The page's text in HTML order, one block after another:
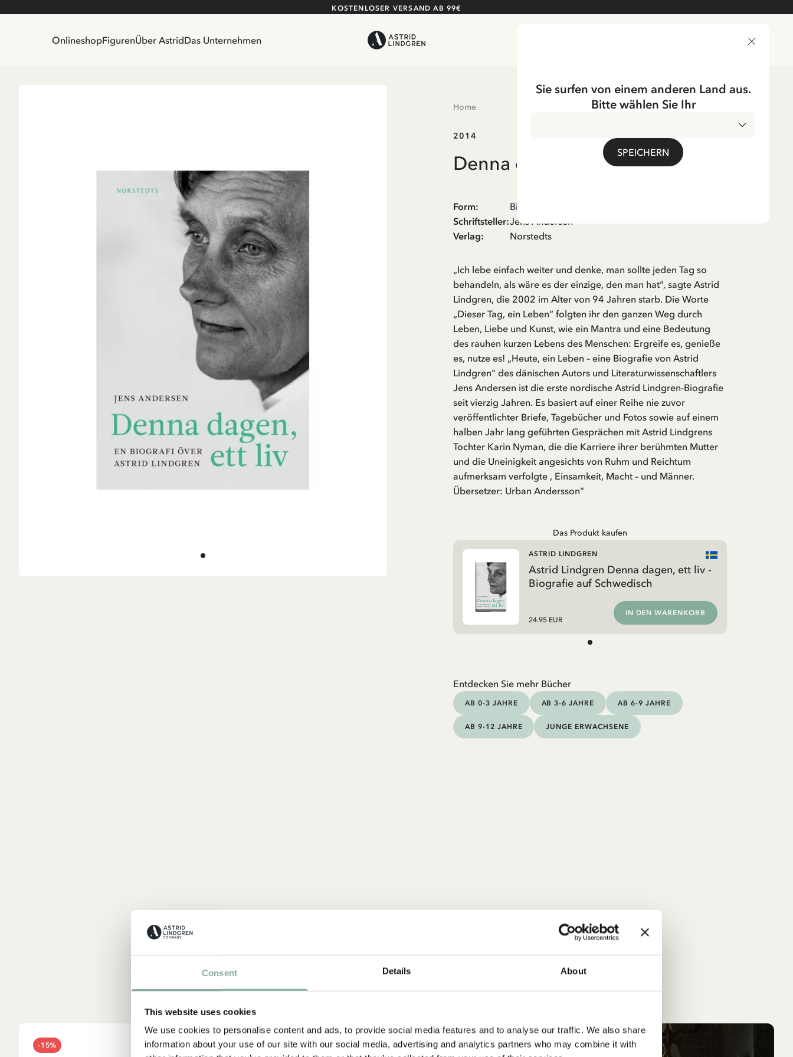
Consent Details About
This website uses cookies
We use cookies to personalise content and ads, to provide social media features and to analyse our traffic. We also share
information about your use of our site with our social media, advertising and analytics partners who may combine it with
KOSTENLOSER VERSAND AB 99€
OnlineshopFigurenÜber AstridDas Unternehmen
Home
2014
Denna dagen, ett liv
Form:
Biographie
Schriftsteller:Jens Andersen
Verlag: Norstedts
„Ich lebe einfach weiter und denke, man sollte jeden Tag so
behandeln, als wäre es der einzige, den man hat“, sagte Astrid
Lindgren, die 2002 im Alter von 94 Jahren starb. Die Worte
„Dieser Tag, ein Leben“ folgten ihr den ganzen Weg durch
Leben, Liebe und Kunst, wie ein Mantra und eine Bedeutung
des rauhen kurzen Lebens des Menschen: Ergreife es, genieße
es, nutze es! „Heute, ein Leben – eine Biografie von Astrid
Lindgren“ des dänischen Autors und Literaturwissenschaftlers
Jens Andersen ist die erste nordische Astrid Lindgren-Biografie
seit vierzig Jahren. Es basiert auf einer Reihe nie zuvor
veröffentlichter Briefe, Tagebücher und Fotos sowie auf einem
halben Jahr lang geführten Gesprächen mit Astrid Lindgrens
Tochter Karin Nyman, die die Karriere ihrer berühmten Mutter
und die Uneinigkeit angesichts von Ruhm und Reichtum
aufmerksam verfolgte , Einsamkeit, Macht – und Männer.
Übersetzer: Urban Andersson“
Das Produkt kaufen
Astrid Lindgren Denna dagen, ett liv -
Biografie auf Schwedisch
ASTRID LINDGREN
24.95 EUR
IN DEN WARENKORB
Entdecken Sie mehr Bücher
AB 0-3 JAHRE AB 3-6 JAHRE AB 6-9 JAHRE
AB 9-12 JAHRE JUNGE ERWACHSENE
-15% -15%
IN DEN WARENKORB
Pippi Langstrumpf feiert Geburtstag
PIPPI LANGSTRUMPF
Sie surfen von einem anderen Land aus.
Bitte wählen Sie Ihr
SPEICHERN